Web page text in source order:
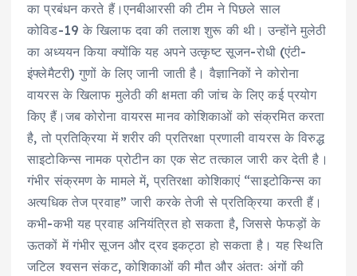
का प्रबंधन करते हैं।एनबीआरसी की टीम ने पिछले साल
कोविड-19 के खिलाफ दवा की तलाश शुरू की थी। उन्होंने मुलेठी
का अध्ययन किया क्योंकि यह अपने उत्कृष्ट सूजन-रोधी (एंटी-
इंफ्लेमैटरी) गुणों के लिए जानी जाती है। वैज्ञानिकों ने कोरोना
वायरस के खिलाफ मुलेठी की क्षमता की जांच के लिए कई प्रयोग
किए हैं।जब कोरोना वायरस मानव कोशिकाओं को संक्रमित करता
है, तो प्रतिक्रिया में शरीर की प्रतिरक्षा प्रणाली वायरस के विरुद्ध
साइटोकिन्स नामक प्रोटीन का एक सेट तत्काल जारी कर देती है।
गंभीर संक्रमण के मामले में, प्रतिरक्षा कोशिकाएं “साइटोकिन्स का
अत्यधिक तेज प्रवाह” जारी करके तेजी से प्रतिक्रिया करती हैं।
कभी-कभी यह प्रवाह अनियंत्रित हो सकता है, जिससे फेफड़ों के
ऊतकों में गंभीर सूजन और द्रव इकट्ठा हो सकता है। यह स्थिति
जटिल श्वसन संकट, कोशिकाओं की मौत और अंततः अंगों की